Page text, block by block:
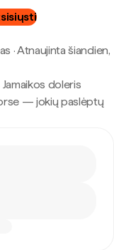
·Atnaujinta šiandien,
doleris
— jokių paslėptų